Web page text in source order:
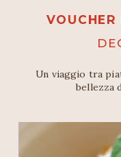
VOUCHER
Un viaggio tra
bellezza